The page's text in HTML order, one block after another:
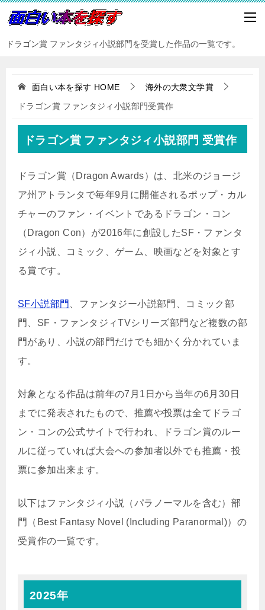
ドラゴン賞 ファンタジィ小説部門を受賞した作品の一覧です。
面白い本を探す HOME
海外の大衆文学賞
ドラゴン賞 ファンタジィ小説部門受賞作
ドラゴン賞 ファンタジィ小説部門 受賞作
ドラゴン賞（Dragon Awards）は、北米のジョージ
ア州アトランタで毎年9月に開催されるポップ・カル
チャーのファン・イベントであるドラゴン・コン
（Dragon Con）が2016年に創設したSF・ファンタ
ジィ小説、コミック、ゲーム、映画などを対象とす
る賞です。
SF小説部門
、ファンタジー小説部門、コミック部
門、SF・ファンタジィTVシリーズ部門など複数の部
門があり、小説の部門だけでも細かく分かれていま
す。
対象となる作品は前年の7月1日から当年の6月30日
までに発表されたもので、推薦や投票は全てドラゴ
ン・コンの公式サイトで行われ、ドラゴン賞のルー
ルに従っていれば大会への参加者以外でも推薦・投
票に参加出来ます。
以下はファンタジィ小説（パラノーマルを含む）部
門（Best Fantasy Novel (Including Paranormal)）の
受賞作の一覧です。
2025年